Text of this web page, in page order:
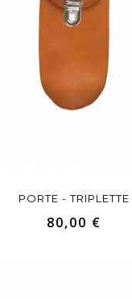
PORTE - TRIPLETTE
80,00 €